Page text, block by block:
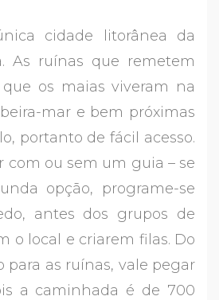
cidade litorânea da
As ruínas que remetem
os maias viveram na
mar e bem próximas
portanto de fácil acesso.
com ou sem um guia – se
opção, programe-se
antes dos grupos de
o local e criarem filas. Do
para as ruínas, vale pegar
a caminhada é de 700